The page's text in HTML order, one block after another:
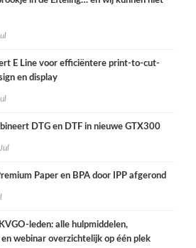
E Line voor efficiëntere print-to-cut-
en display
DTG en DTF in nieuwe GTX300
Paper en BPA door IPP afgerond
leden: alle hulpmiddelen,
webinar overzichtelijk op één plek